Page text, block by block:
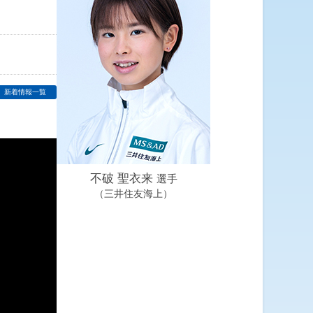
新着情報一覧
不破 聖衣来 選手
（三井住友海上）